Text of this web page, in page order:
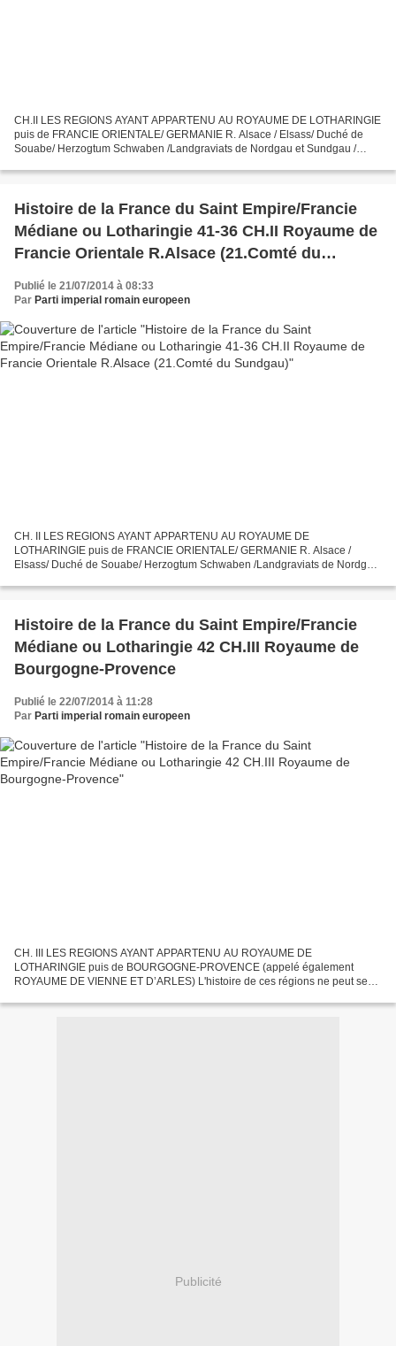
CH.II LES REGIONS AYANT APPARTENU AU ROYAUME DE LOTHARINGIE
puis de FRANCIE ORIENTALE/ GERMANIE R. Alsace / Elsass/ Duché de
Souabe/ Herzogtum Schwaben /Landgraviats de Nordgau et Sundgau /
Histoire de la France du Saint Empire/Francie
Médiane ou Lotharingie 41-36 CH.II Royaume de
Francie Orientale R.Alsace (21.Comté du
Publié le 21/07/2014 à 08:33
Par Parti imperial romain europeen
CH. II LES REGIONS AYANT APPARTENU AU ROYAUME DE
LOTHARINGIE puis de FRANCIE ORIENTALE/ GERMANIE R. Alsace /
Elsass/ Duché de Souabe/ Herzogtum Schwaben /Landgraviats de Nordgau
de...
Histoire de la France du Saint Empire/Francie
Médiane ou Lotharingie 42 CH.III Royaume de
Bourgogne-Provence
Publié le 22/07/2014 à 11:28
Par Parti imperial romain europeen
CH. III LES REGIONS AYANT APPARTENU AU ROYAUME DE
LOTHARINGIE puis de BOURGOGNE-PROVENCE (appelé également
ROYAUME DE VIENNE ET D’ARLES) L'histoire de ces régions ne peut se
Deuxième...
Publicité